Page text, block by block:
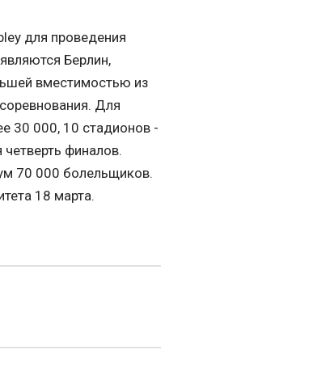
для проведения
Берлин,
вместимостью из
Для
30 000, 10 стадионов -
финалов.
70 000 болельщиков.
18 марта.